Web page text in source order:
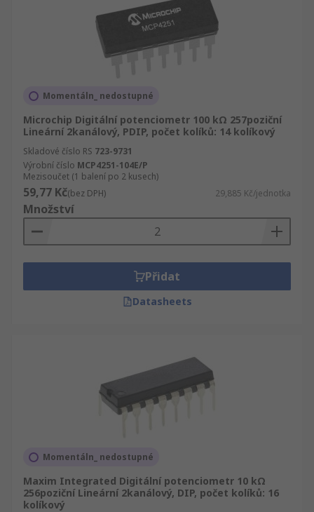
Momentáln_ nedostupné
Microchip Digitální potenciometr 100 kΩ 257poziční
Lineární 2kanálový, PDIP, počet kolíků: 14 kolíkový
Skladové číslo RS 723-9731
Výrobní číslo MCP4251-104E/P
Mezisoučet (1 balení po 2 kusech)
59,77 Kč(bez DPH) 29,885 Kč/jednotka
Množství
Přidat
Datasheets
Momentáln_ nedostupné
Maxim Integrated Digitální potenciometr 10 kΩ
256poziční Lineární 2kanálový, DIP, počet kolíků: 16
kolíkový